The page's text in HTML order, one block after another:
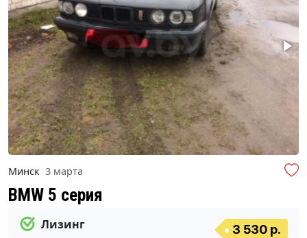
Минск 3 марта
BMW 5 серия
Лизинг
3 530 р.